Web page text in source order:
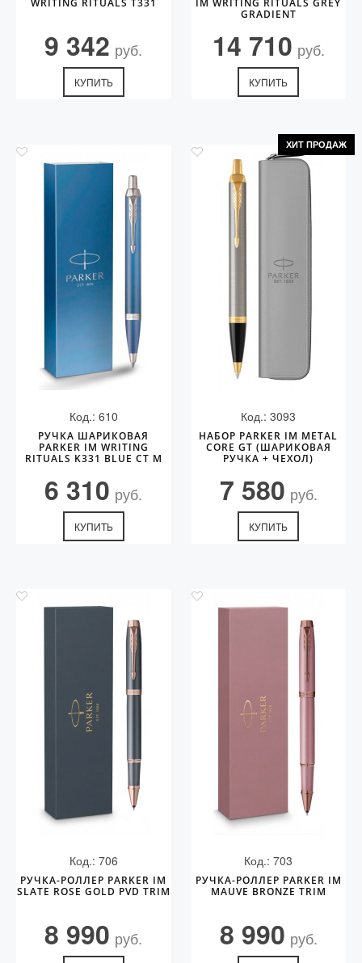
WRITING RITUALS T331
9 342 руб.
КУПИТЬ
IM WRITING RITUALS GREY
GRADIENT
14 710 руб.
КУПИТЬ
Код.: 610
РУЧКА ШАРИКОВАЯ
PARKER IM WRITING
RITUALS K331 BLUE CT M
6 310 руб.
КУПИТЬ
ХИТ ПРОДАЖ
Код.: 3093
НАБОР PARKER IM METAL
CORE GT (ШАРИКОВАЯ
РУЧКА + ЧЕХОЛ)
7 580 руб.
КУПИТЬ
Код.: 706
РУЧКА-РОЛЛЕР PARKER IM
SLATE ROSE GOLD PVD TRIM
8 990 руб.
Код.: 703
РУЧКА-РОЛЛЕР PARKER IM
MAUVE BRONZE TRIM
8 990 руб.